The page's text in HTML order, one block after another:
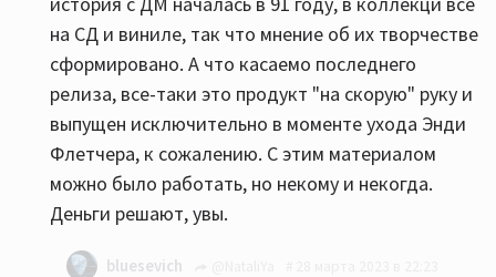
на СД и виниле, так что мнение об их творчестве
сформировано. А что касаемо последнего
релиза, все-таки это продукт "на скорую" руку и
выпущен исключительно в моменте ухода Энди
Флетчера, к сожалению. С этим материалом
можно было работать, но некому и некогда.
Деньги решают, увы.
bluesevich